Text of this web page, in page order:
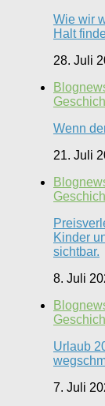
Wie wir
Halt
28. Juli
Wenn
21. Juli
Kinder
sichtbar.
8. Juli
Urlaub
7. Juli